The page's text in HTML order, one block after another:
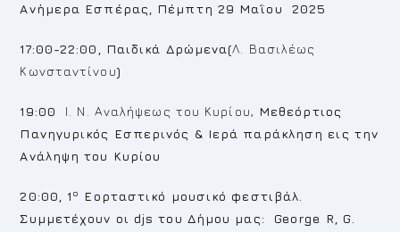
Ανήμερα Εσπέρας, Πέμπτη 29 Μαΐου 2025
17:00-22:00, Παιδικά Δρώμενα(Λ. Βασιλέως
Κωνσταντίνου)
19:00 Ι. Ν. Αναλήψεως του Κυρίου, Μεθεόρτιος
Πανηγυρικός Εσπερινός & Ιερά παράκληση εις την
Ανάληψη του Κυρίου
20:00, 1 ο
Εορταστικό μουσικό φεστιβάλ.
Συμμετέχουν οι djs του Δήμου μας: George R , G